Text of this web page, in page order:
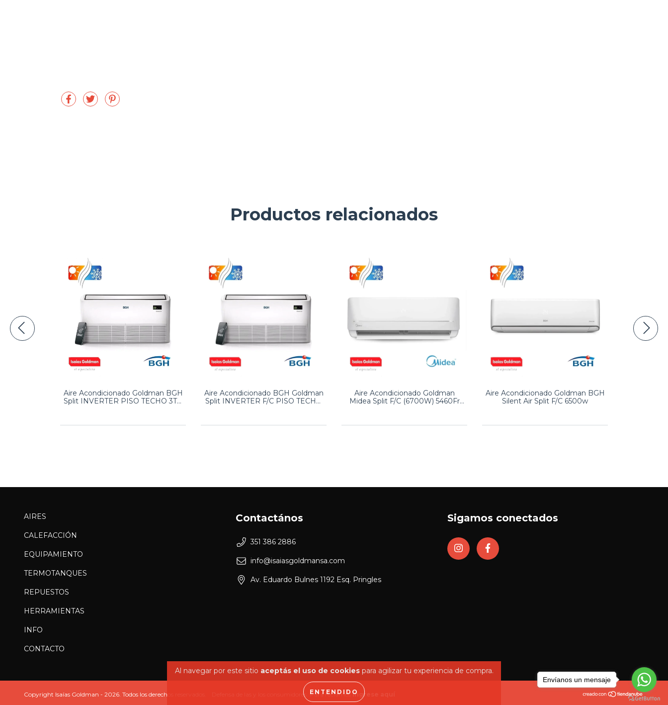
Al navegar por este sitio aceptás el uso de cookiespara agilizar tu experiencia de compra.
ENTENDIDO
Productos relacionados
Aire Acondicionado Goldman BGH
Split INVERTER PISO TECHO 3TN
Aire Acondicionado BGH Goldman
Split INVERTER F/C PISO TECHO
Aire Acondicionado Goldman
Midea Split F/C (6700W) 5460Fr
Aire Acondicionado Goldman BGH
Silent Air Split F/C 6500w
AIRES
CALEFACCIÓN
EQUIPAMIENTO
TERMOTANQUES
REPUESTOS
HERRAMIENTAS
INFO
CONTACTO
Contactános
351 386 2886
info@isaiasgoldmansa.com
Av. Eduardo Bulnes 1192 Esq. Pringles
Sigamos conectados
Copyright Isaías Goldman - 2026. Todos los derechos reservados. Defensa de las y los consumidores. Para reclamos ingrese aquí
Envíanos un mensaje